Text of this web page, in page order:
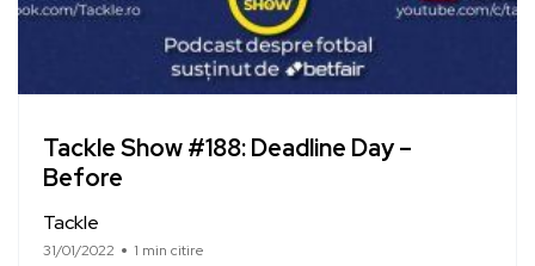
Tackle Show #188: Deadline Day –
Before
Tackle
31/01/2022 1 min citire